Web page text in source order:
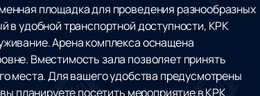
площадка для проведения разнообразных
в удобной транспортной доступности, КРК
Арена комплекса оснащена
Вместимость зала позволяет принять
места. Для вашего удобства предусмотрены
планируете посетить мероприятие в КРК